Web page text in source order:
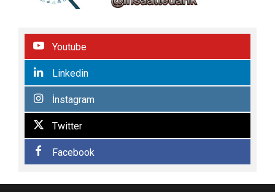
Youtube
Linkedin
İnstagram
Twitter
Facebook